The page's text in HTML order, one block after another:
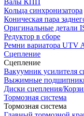
Валы КПП
Кольца синхронизатора
Коническая пара
Оригинальные детали
Редуктор в сборе
Ремни вариатора UTV
Сцепление
Сцепление
Вакуумник усилителя
Выжимные
Диски сцепления/
Тормозная система
Тормозная система